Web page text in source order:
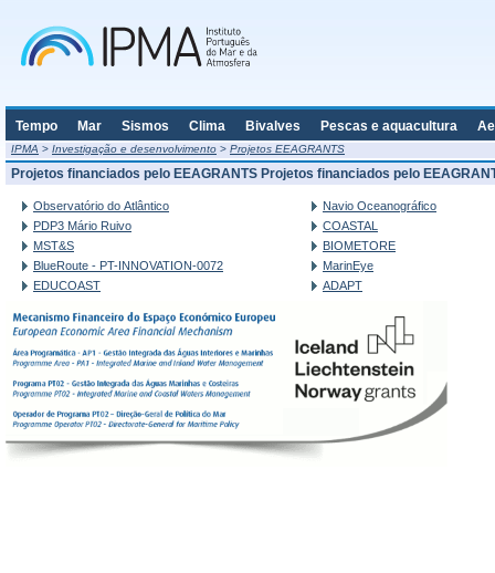
Tempo Mar Sismos Clima Bivalves Pescas e aquacultura
IPMA > Investigação e desenvolvimento > Projetos EEAGRANTS
Projetos financiados pelo EEAGRANTS Projetos financiados pelo
Observatório do Atlântico
PDP3 Mário Ruivo
MST&S
BlueRoute - PT-INNOVATION-0072
EDUCOAST
Navio Oceanográfico
COASTAL
BIOMETORE
MarinEye
ADAPT